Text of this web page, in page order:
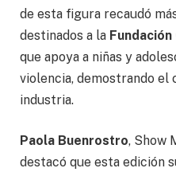
de esta figura recaudó
destinados a la
que apoya a niñas y
violencia, demostrando el
industria.
Paola Buenrostro, Show
destacó que esta edición